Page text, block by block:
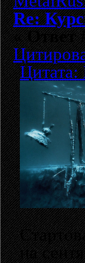
Re:
«Ответ
Цитата:
на